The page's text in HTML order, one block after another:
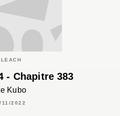
- Chapitre 383
Kubo
11/2022